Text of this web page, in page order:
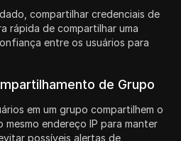
compartilhar credenciais de
rápida de compartilhar uma
entre os usuários para
de Grupo
em um grupo compartilhem o
endereço IP para manter
possíveis alertas de